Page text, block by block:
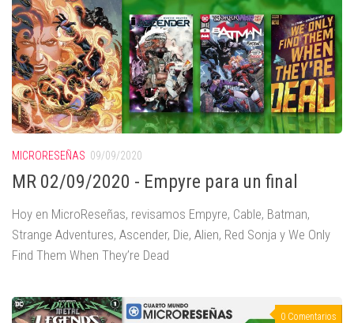
MICRORESEÑAS 09/09/2020
MR 02/09/2020 - Empyre para un final
Hoy en MicroReseñas, revisamos Empyre, Cable, Batman,
Strange Adventures, Ascender, Die, Alien, Red Sonja y We Only
Find Them When They’re Dead
0 Comentarios